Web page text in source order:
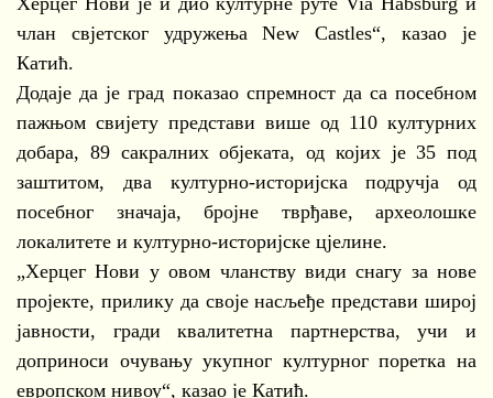
члан свјетског удружења New Castles“, казао је
Катић.
Додаје да је град показао спремност да са посебном
пажњом свијету представи више од 110 културних
добара, 89 сакралних објеката, од којих је 35 под
заштитом, два културно-историјска подручја од
посебног значаја, бројне тврђаве, археолошке
локалитете и културно-историјске цјелине.
„Херцег Нови у овом чланству види снагу за нове
пројекте, прилику да своје насљеђе представи широј
јавности, гради квалитетна партнерства, учи и
доприноси очувању укупног културног поретка на
европском нивоу“, казао је Катић.